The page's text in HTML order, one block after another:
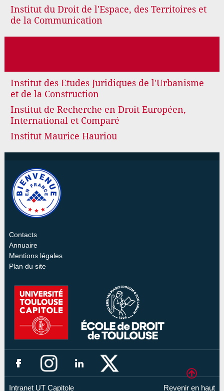
Institut du Droit de l'Espace, des Territoires et
de la Communication
Institut des Etudes Juridiques de l'Urbanisme
et de la Construction
Institut de Recherche en Droit Européen,
International et Comparé
Institut Maurice Hauriou
Contacts
Annuaire
Mentions légales
Plan du site
Intranet UT Capitole Revenir en haut